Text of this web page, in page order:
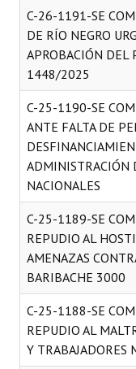
C-26-1191-SE
DE RÍO NEGRO
APROBACIÓN DEL
1448/2025
C-25-1190-SE
ANTE FALTA DE
ADMINISTRACIÓN
NACIONALES
C-25-1189-SE
REPUDIO AL
AMENAZAS
BARIBACHE 3000
C-25-1188-SE
REPUDIO AL
Y TRABAJADORES